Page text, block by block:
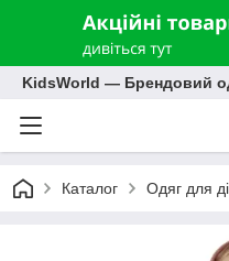
KidsWorld — Брендовий
Каталог Одяг для